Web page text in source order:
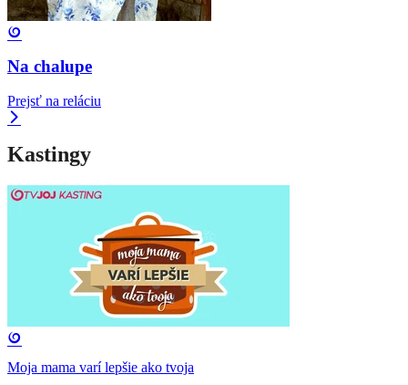
Na chalupe
Prejsť na reláciu
Kastingy
Moja mama varí lepšie ako tvoja